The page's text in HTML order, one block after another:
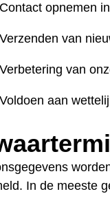
Contact opnemen
Verzenden van
Verbetering van
Voldoen aan
In de meeste